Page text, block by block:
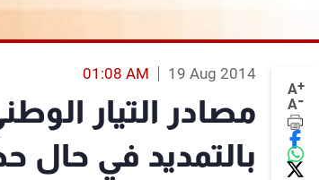
A+
A-
19 Aug 2014
01:08 AM
مصادر التيار
بالتمديد في حال